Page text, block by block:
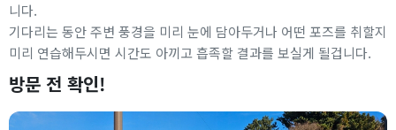
니다.
기다리는 동안 주변 풍경을 미리 눈에 담아두거나 어떤 포즈를 취할지
미리 연습해두시면 시간도 아끼고 흡족할 결과를 보실게 될겁니다.
방문 전 확인!